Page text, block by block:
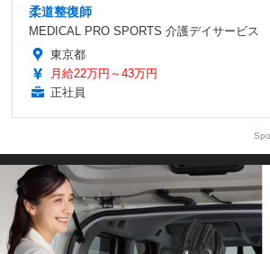
柔道整復師
MEDICAL PRO SPORTS 介護デイサービス
東京都
月給22万円～43万円
正社員